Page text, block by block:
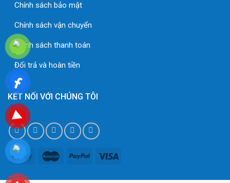
Chính sách bảo mật
Chính sách vận chuyển
Chính sách thanh toán
Đổi trả và hoàn tiền
KẾT NỐI VỚI CHÚNG TÔI